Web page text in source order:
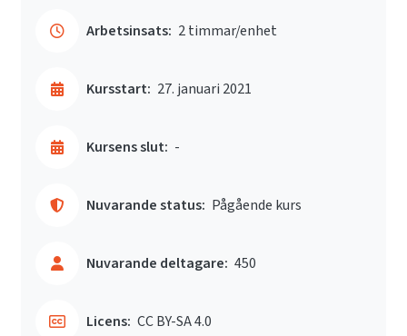
Arbetsinsats: 2 timmar/enhet
Kursstart: 27. januari 2021
Kursens slut: -
Nuvarande status: Pågående kurs
Nuvarande deltagare: 450
Licens: CC BY-SA 4.0